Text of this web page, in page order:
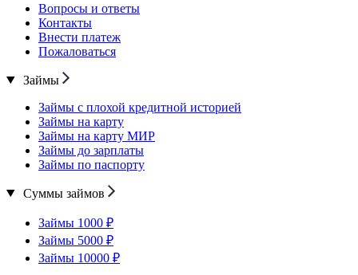
Вопросы и ответы
Контакты
Внести платеж
Пожаловаться
Займы
Займы с плохой кредитной историей
Займы на карту
Займы на карту МИР
Займы до зарплаты
Займы по паспорту
Суммы займов
Займы 1000 ₽
Займы 5000 ₽
Займы 10000 ₽